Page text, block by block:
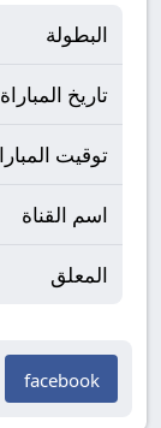
البطولة
تاريخ المباراة
توقيت
اسم القناة
المعلق
facebook